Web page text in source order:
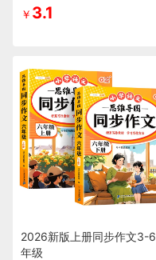
￥ 3.1
2026新版上册同步作文3-6
年级